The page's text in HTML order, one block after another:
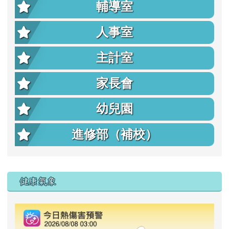
輔導室
人事室
主計室
家長會
幼兒園
進修部（補校）
右邊區域內容
健康氣象